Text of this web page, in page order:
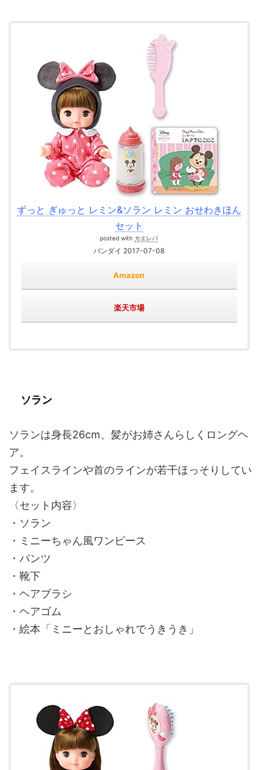
ずっと ぎゅっと レミン&ソラン レミン おせわきほん
セット
posted with カエレバ
バンダイ 2017-07-08
Amazon
楽天市場
ソラン
ソランは身長26cm、髪がお姉さんらしくロングヘ
ア。
フェイスラインや首のラインが若干ほっそりしてい
ます。
〈セット内容〉
・ソラン
・ミニーちゃん風ワンピース
・パンツ
・靴下
・ヘアブラシ
・ヘアゴム
・絵本「ミニーとおしゃれでうきうき」